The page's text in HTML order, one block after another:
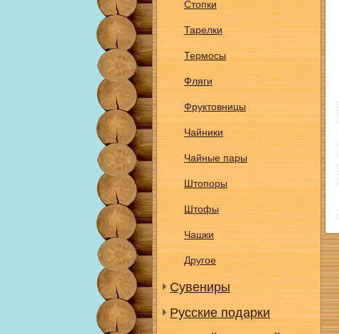
Стопки
Тарелки
Термосы
Фляги
Фруктовницы
Чайники
Чайные пары
Штопоры
Штофы
Чашки
Другое
Сувениры
Русские подарки